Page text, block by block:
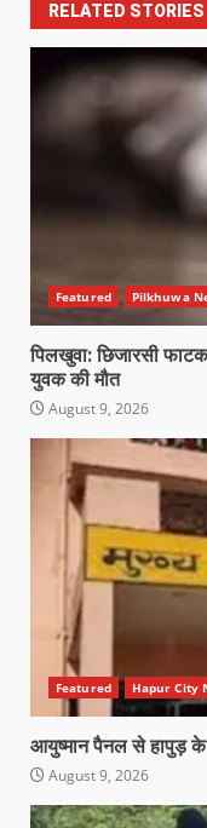
RELATED STORIES
Featured Pilkhuwa
पिलखुवा: छिजारसी
युवक की मौत
August 9, 2026
Featured Hapur City
आयुष्मान पैनल से हापुड़ के
August 9, 2026